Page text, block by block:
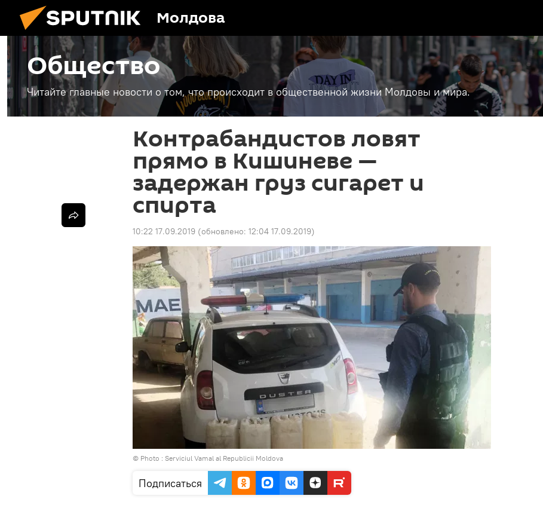
Молдова
Общество
Читайте главные новости о том, что происходит в общественной жизни Молдовы и мира.
Контрабандистов ловят
прямо в Кишиневе —
задержан груз сигарет и
спирта
10:22 17.09.2019 (обновлено: 12:04 17.09.2019)
© Photo : Serviciul Vamal al Republicii Moldova
Подписаться